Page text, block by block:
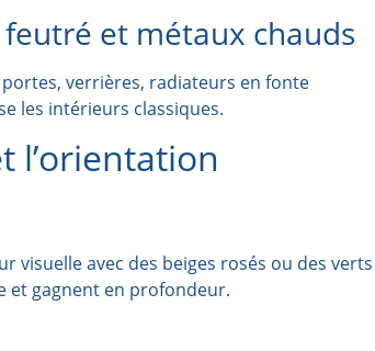
et métaux chauds
verrières, radiateurs en fonte
les intérieurs classiques.
l’orientation
visuelle avec des beiges rosés ou des verts
et gagnent en profondeur.